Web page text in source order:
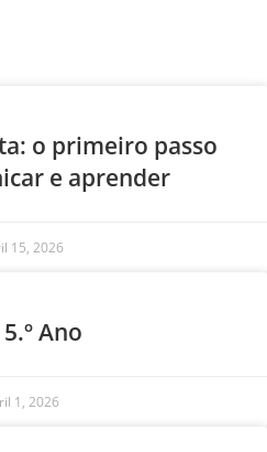
o primeiro passo
e aprender
15, 2026
Ano
1, 2026